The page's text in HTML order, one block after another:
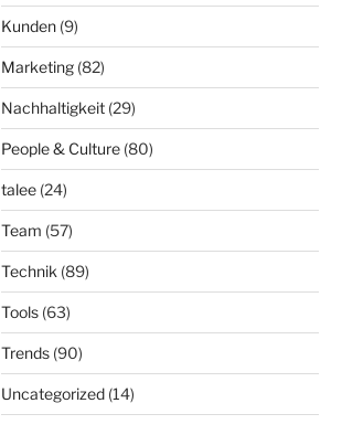
Kunden (9)
Marketing (82)
Nachhaltigkeit (29)
People & Culture (80)
talee (24)
Team (57)
Technik (89)
Tools (63)
Trends (90)
Uncategorized (14)